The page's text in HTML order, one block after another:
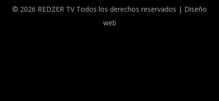
© 2026 REDZER TV Todos los derechos reservados | Diseño
web